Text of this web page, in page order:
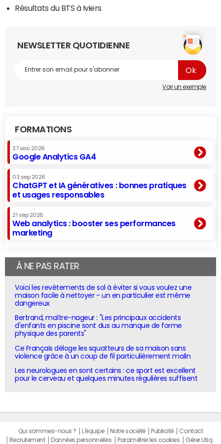
Résultats du BTS à Iviers
NEWSLETTER QUOTIDIENNE
Voir un exemple
FORMATIONS
27 aoû 2026
Google Analytics GA4
03 sep 2026
ChatGPT et IA génératives : bonnes pratiques
et usages responsables
21 sep 2026
Web analytics : booster ses performances
marketing
À NE PAS RATER
Voici les revêtements de sol à éviter si vous voulez une
maison facile à nettoyer - un en particulier est même
dangereux
Bertrand, maître-nageur : "Les principaux accidents
d'enfants en piscine sont dus au manque de forme
physique des parents"
Ce Français déloge les squatteurs de sa maison sans
violence grâce à un coup de fil particulièrement malin
Les neurologues en sont certains : ce sport est excellent
pour le cerveau et quelques minutes régulières suffisent
Qui sommes-nous ? L'équipe Notre société Publicité
Contact
Recrutement
Données personnelles Paramétrer les cookies Gérer Utiq